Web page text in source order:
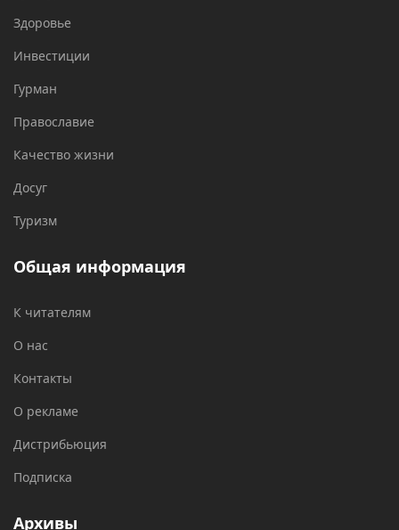
Здоровье
Инвестиции
Гурман
Православие
Качество жизни
Досуг
Туризм
Общая информация
К читателям
О нас
Контакты
О рекламе
Дистрибьюция
Подписка
Архивы